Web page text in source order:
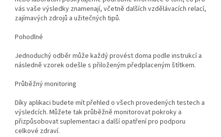
vás vaše výsledky znamenají, včetně dalších vzdělávacích relací,
zajímavých zdrojů a užitečných tipů.
Pohodlné
Jednoduchý odběr může každý provést doma podle instrukcí a
následně vzorek odešle s přiloženým předplaceným štítkem.
Průběžný monitoring
Díky aplikaci budete mít přehled o všech provedených testech a
výsledcích. Můžete tak průběžně monitorovat pokroky a
přizpůsobovat suplementaci a další opatření pro podporu
celkové zdraví.